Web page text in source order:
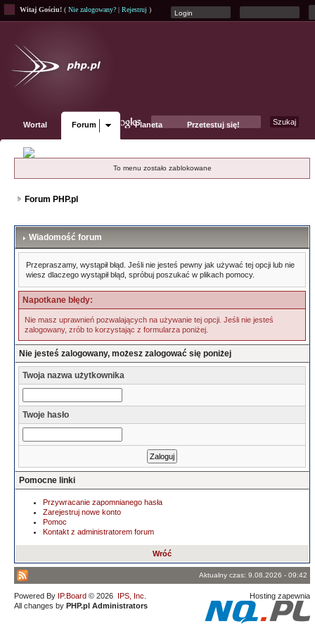
Witaj Gościu! ( Nie zalogowany? | Rejestruj )
Wortal Forum Planeta Przetestuj się!
To menu zostało zablokowane
Forum PHP.pl
Wiadomość forum
Przepraszamy, wystąpił błąd. Jeśli nie jesteś pewny jak używać tej opcji lub nie
wiesz dlaczego wystąpił błąd, spróbuj poszukać w plikach pomocy.
Napotkane błędy:
Nie masz uprawnień pozwalających na używanie tej opcji. Jeśli nie jesteś
zalogowany, zrób to korzystając z formularza poniżej.
Nie jesteś zalogowany, możesz zalogować się poniżej
Twoja nazwa użytkownika
Twoje hasło
Pomocne linki
Przywracanie zapomnianego hasła
Zarejestruj nowe konto
Pomoc
Kontakt z administratorem forum
Wróć
Aktualny czas: 9.08.2026 - 09:42
Powered By IP.Board © 2026 IPS, Inc
All changes by PHP.pl Administrators
Hosting zapewnia